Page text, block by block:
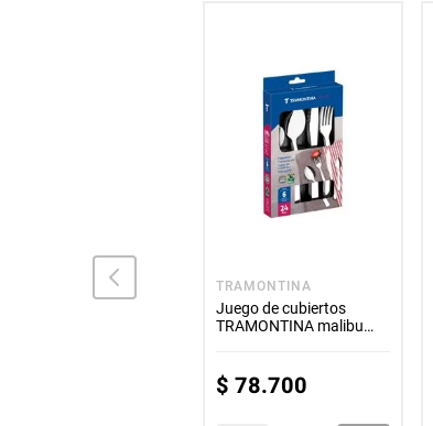
TRAMONTINA
Juego de cubiertos
TRAMONTINA malibu
$ 78.700